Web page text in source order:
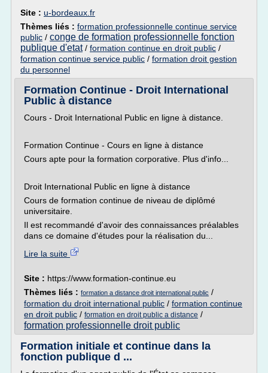
Site : u-bordeaux.fr
Thèmes liés : formation professionnelle continue service
public / conge de formation professionnelle fonction
publique d'etat/ formation continue en droit public /
formation continue service public / formation droit gestion
du personnel
Formation Continue - Droit International
Public à distance
Cours - Droit International Public en ligne à distance.
Formation Continue - Cours en ligne à distance
Cours apte pour la formation corporative. Plus d'info...
Droit International Public en ligne à distance
Cours de formation continue de niveau de diplômé
universitaire.
Il est recommandé d'avoir des connaissances préalables
dans ce domaine d'études pour la réalisation du...
Lire la suite
Site : https://www.formation-continue.eu
Thèmes liés : formation a distance droit international public /
formation du droit international public / formation continue
en droit public / formation en droit public a distance /
formation professionnelle droit public
Formation initiale et continue dans la
fonction publique d ...